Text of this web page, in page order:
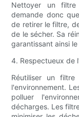
Nettoyer un
demande donc
de retirer le filtre,
de le sécher. Sa
garantissant ainsi
4. Respectueux de
Réutiliser un
l'environnement.
polluer
décharges. Les